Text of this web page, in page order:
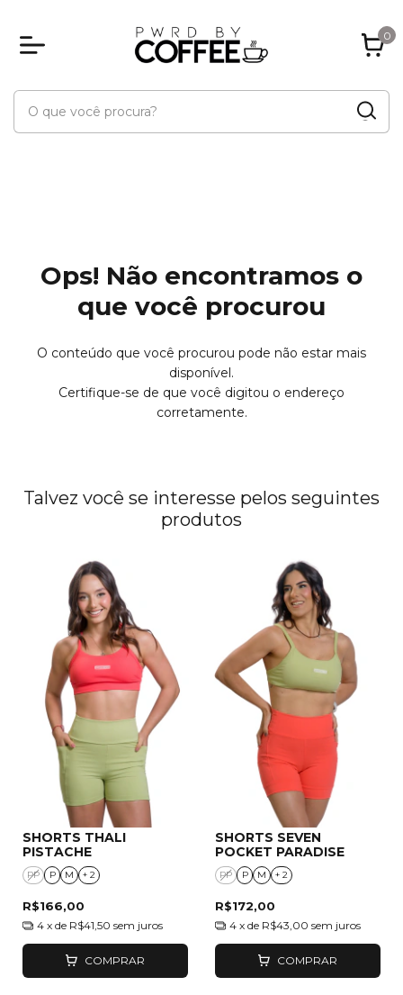
0
Ops! Não encontramos o
que você procurou
O conteúdo que você procurou pode não estar mais
disponível.
Certifique-se de que você digitou o endereço
corretamente.
Talvez você se interesse pelos seguintes
produtos
SHORTS THALI
PISTACHE
PP P M + 2
R$166,00
4 x de R$41,50 sem juros
COMPRAR
SHORTS SEVEN
POCKET PARADISE
PP P M + 2
R$172,00
4 x de R$43,00 sem juros
COMPRAR